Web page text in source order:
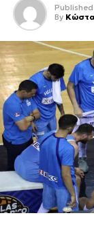
Published
By